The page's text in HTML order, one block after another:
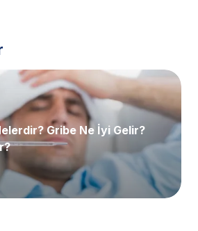
Gribe Ne İyi Gelir?